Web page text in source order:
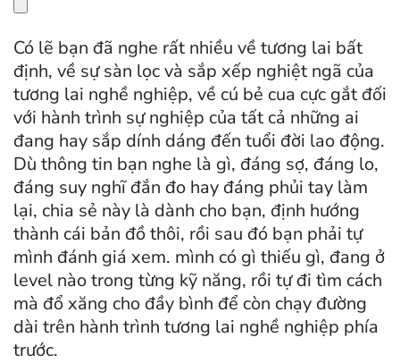
Có lẽ bạn đã nghe rất nhiều về tương lai bất
định, về sự sàn lọc và sắp xếp nghiệt ngã của
tương lai nghề nghiệp, về cú bẻ cua cực gắt đối
với hành trình sự nghiệp của tất cả những ai
đang hay sắp dính dáng đến tuổi đời lao động.
Dù thông tin bạn nghe là gì, đáng sợ, đáng lo,
đáng suy nghĩ đắn đo hay đáng phủi tay làm
lại, chia sẻ này là dành cho bạn, định hướng
thành cái bản đồ thôi, rồi sau đó bạn phải tự
mình đánh giá xem. mình có gì thiếu gì, đang ở
level nào trong từng kỹ năng, rồi tự đi tìm cách
mà đổ xăng cho đầy bình để còn chạy đường
dài trên hành trình tương lai nghề nghiệp phía
trước.